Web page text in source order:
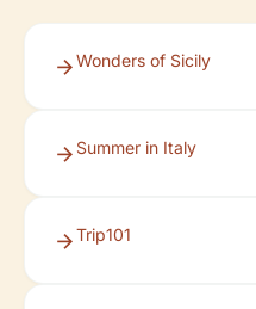
Wonders of Sicily
Summer in Italy
Trip101